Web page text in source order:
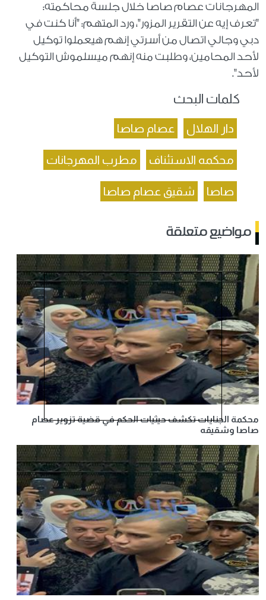
المهرجانات عصام صاصا خلال جلسة محاكمته:
"تعرف إيه عن التقرير المزور"، ورد المتهم: "أنا كنت في
دبي وجالي اتصال من أسرتي إنهم هيعملوا توكيل
لأحد المحامين، وطلبت منه إنهم ميسلموش التوكيل
لأحد".
كلمات البحث
دار الهلال عصام صاصا
محكمه الاستئناف مطرب المهرجانات
صاصا شقيق عصام صاصا
مواضيع متعلقة
محكمة الجنايات تكشف حيثيات الحكم في قضية تزوير عصام
صاصا وشقيقه